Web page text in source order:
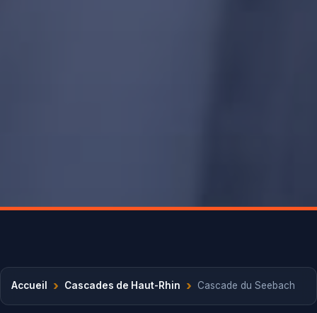
Accueil › Cascades de Haut-Rhin › Cascade du Seebach